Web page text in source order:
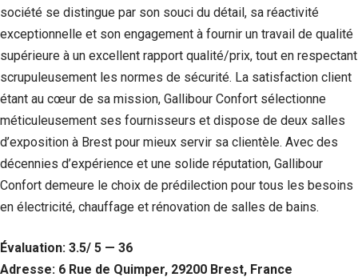
société se distingue par son souci du détail, sa réactivité
exceptionnelle et son engagement à fournir un travail de qualité
supérieure à un excellent rapport qualité/prix, tout en respectant
scrupuleusement les normes de sécurité. La satisfaction client
étant au cœur de sa mission, Gallibour Confort sélectionne
méticuleusement ses fournisseurs et dispose de deux salles
d’exposition à Brest pour mieux servir sa clientèle. Avec des
décennies d’expérience et une solide réputation, Gallibour
Confort demeure le choix de prédilection pour tous les besoins
en électricité, chauffage et rénovation de salles de bains.
Évaluation: 3.5/ 5 — 36
Adresse: 6 Rue de Quimper, 29200 Brest, France
Marketing
En partageant
votre intérêt et
votre
comportement
lorsque vous
visitez notre
site, vous
augmentez les
voir du
offres
personnalisés.